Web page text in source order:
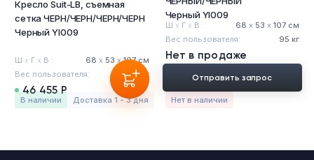
Кресло Suit-LB, съемная
сетка ЧЕРН/ЧЕРН/ЧЕРН/ЧЕРН
Черный YI009
Ш х Г х В : 68 х53 х107 см
Вес пользователя:
95 кг
46 455 Р
в наличии Доставка 1 - 3 дня
Черный YI009
Ш х Г х В : 68 х 53 х 107 см
Вес пользователя:
95 кг
Нет в продаже
Нет в наличии
Отправить запрос
Тумбы офисные
Офисные диваны